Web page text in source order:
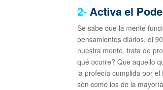
2-Activa el
Se sabe que la mente
pensamientos diarios, el
nuestra mente, trata de
qué ocurre? Que aquello
la profecía cumplida por
son como los de la